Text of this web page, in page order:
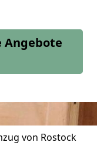
Angebote
von Rostock